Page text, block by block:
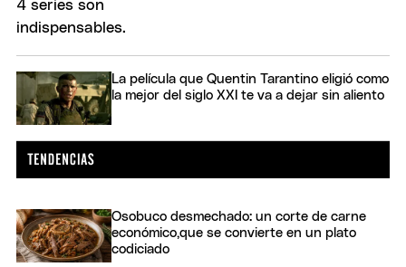
La película que Quentin Tarantino eligió como
la mejor del siglo XXI te va a dejar sin aliento
Osobuco desmechado: un corte de carne
económico,que se convierte en un plato
codiciado